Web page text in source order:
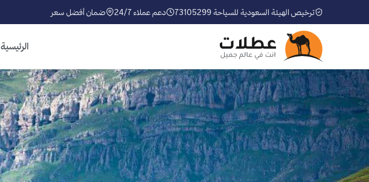
ترخيص الهيئة السعودية للسياحة 73105299 دعم عملاء 24/7 ضمان أفضل سعر
الرئيسية